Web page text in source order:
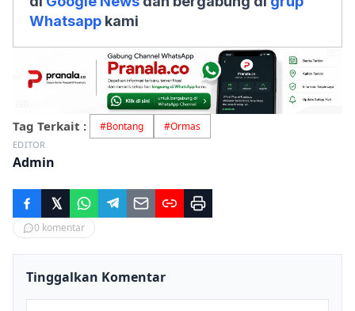
Whatsapp kami
Tag Terkait : #Bontang #Ormas
EDITOR
Admin
0 komentar
Tinggalkan Komentar